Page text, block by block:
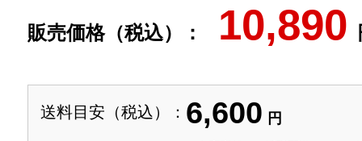
販売価格（税込）： 10,890
送料目安（税込）： 6,600 円